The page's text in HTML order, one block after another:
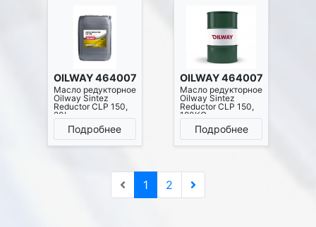
OILWAY 4640076014226
Масло редукторное
Oilway Sintez
Reductor CLP 150,
20L
Подробнее
OILWAY 4640076014240
Масло редукторное
Oilway Sintez
Reductor CLP 150,
180KG
Подробнее
1 2